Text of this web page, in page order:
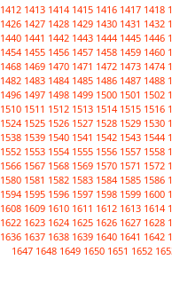
1412 1413 1414 1415 1416 1417 1418
1426 1427 1428 1429 1430 1431 1432
1440 1441 1442 1443 1444 1445 1446
1454 1455 1456 1457 1458 1459 1460
1468 1469 1470 1471 1472 1473 1474
1482 1483 1484 1485 1486 1487 1488
1496 1497 1498 1499 1500 1501 1502
1510 1511 1512 1513 1514 1515 1516
1524 1525 1526 1527 1528 1529 1530
1538 1539 1540 1541 1542 1543 1544
1552 1553 1554 1555 1556 1557 1558
1566 1567 1568 1569 1570 1571 1572
1580 1581 1582 1583 1584 1585 1586
1594 1595 1596 1597 1598 1599 1600
1608 1609 1610 1611 1612 1613 1614
1622 1623 1624 1625 1626 1627 1628
1636 1637 1638 1639 1640 1641 1642
1647 1648 1649 1650 1651 1652